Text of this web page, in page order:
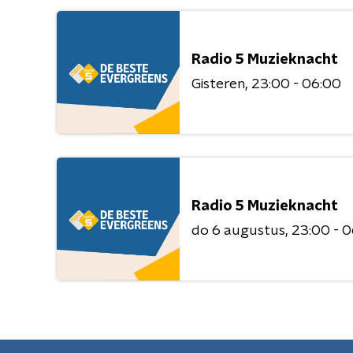
Radio 5 Muzieknacht
Gisteren 23:00 - 06:00
Radio 5 Muzieknacht
do 6 augustus 23:00 -